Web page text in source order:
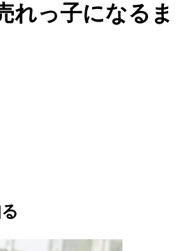
れっ子になるま